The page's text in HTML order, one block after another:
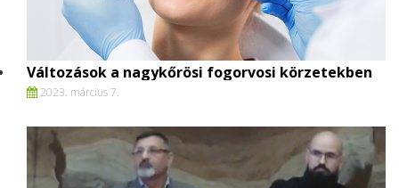
Változások a nagykőrösi fogorvosi körzetekben
2023. március 7.